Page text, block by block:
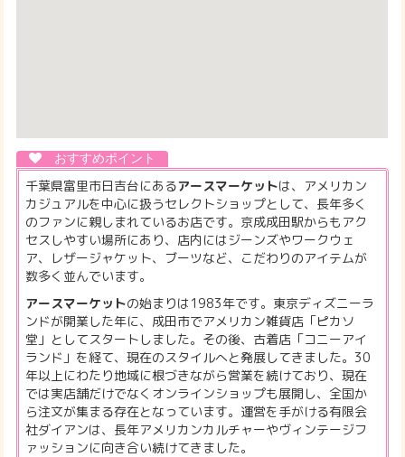
千葉県富里市日吉台にあるアースマーケットは、アメリカン
カジュアルを中心に扱うセレクトショップとして、長年多く
のファンに親しまれているお店です。京成成田駅からもアク
セスしやすい場所にあり、店内にはジーンズやワークウェ
ア、レザージャケット、ブーツなど、こだわりのアイテムが
数多く並んでいます。
アースマーケットの始まりは1983年です。東京ディズニーラ
ンドが開業した年に、成田市でアメリカン雑貨店「ピカソ
堂」としてスタートしました。その後、古着店「コニーアイ
ランド」を経て、現在のスタイルへと発展してきました。30
年以上にわたり地域に根づきながら営業を続けており、現在
では実店舗だけでなくオンラインショップも展開し、全国か
ら注文が集まる存在となっています。運営を手がける有限会
社ダイアンは、長年アメリカンカルチャーやヴィンテージフ
ァッションに向き合い続けてきました。